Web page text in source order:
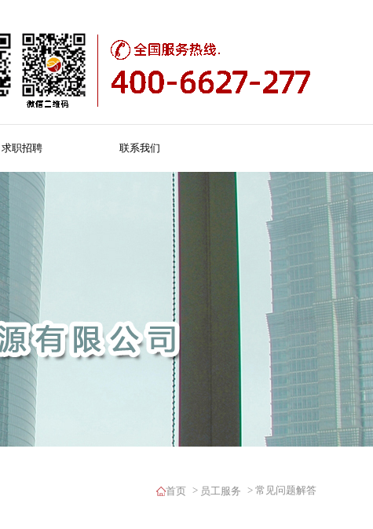
求职招聘 联系我们
首页 > 员工服务 > 常见问题解答